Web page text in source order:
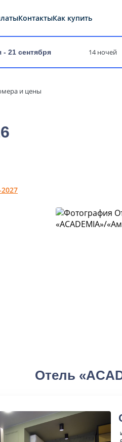
КонтактыКак купить
- 21 сентября 14 ночей
и цены
Отель